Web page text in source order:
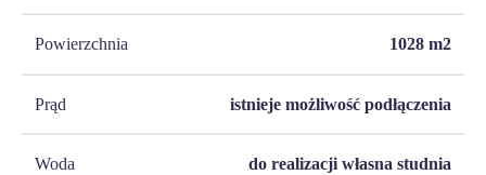
Powierzchnia 1028 m2
Prąd istnieje możliwość podłączenia
Woda do realizacji własna studnia